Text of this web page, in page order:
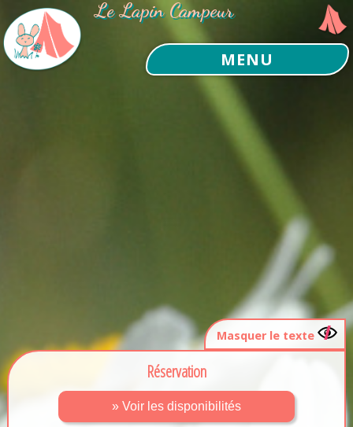
Le Lapin Campeur
MENU
Masquer le texte
Réservation
» Voir les disponibilités